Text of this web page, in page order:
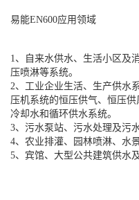
易能EN600应用领域
1、自来水供水、生活小区及
压喷淋等系统。
2、工业企业生活、生产供水
压机系统的恒压供气、恒压供
冷却水和循环供水系统。
3、污水泵站、污水处理及污
4、农业排灌、园林喷淋、水
5、宾馆、大型公共建筑供水